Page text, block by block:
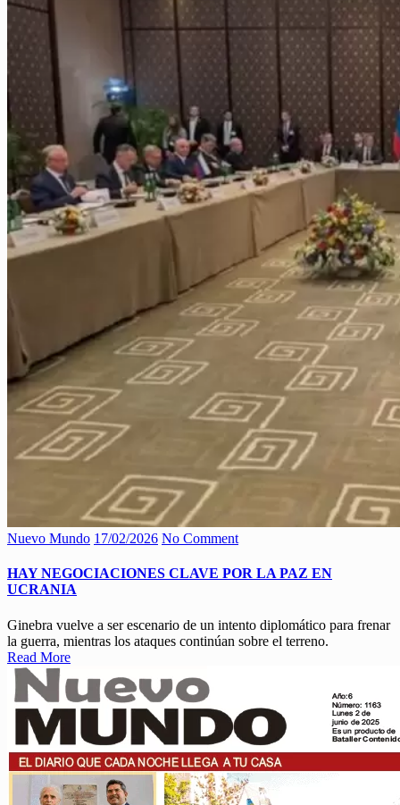
Nuevo Mundo 17/02/2026 No Comment
HAY NEGOCIACIONES CLAVE POR LA PAZ EN
UCRANIA
Ginebra vuelve a ser escenario de un intento diplomático para frenar
la guerra, mientras los ataques continúan sobre el terreno.
Read More